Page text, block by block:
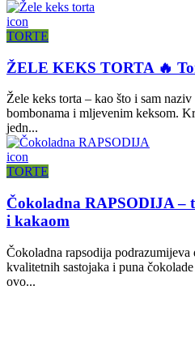
icon
TORTE
ŽELE KEKS TORTA 🔥
Žele keks torta – kao što i sam naziv
bombonama i mljevenim keksom.
jedn...
icon
TORTE
Čokoladna RAPSODIJA –
i kakaom
Čokoladna rapsodija podrazumijeva
kvalitetnih sastojaka i puna
ovo...